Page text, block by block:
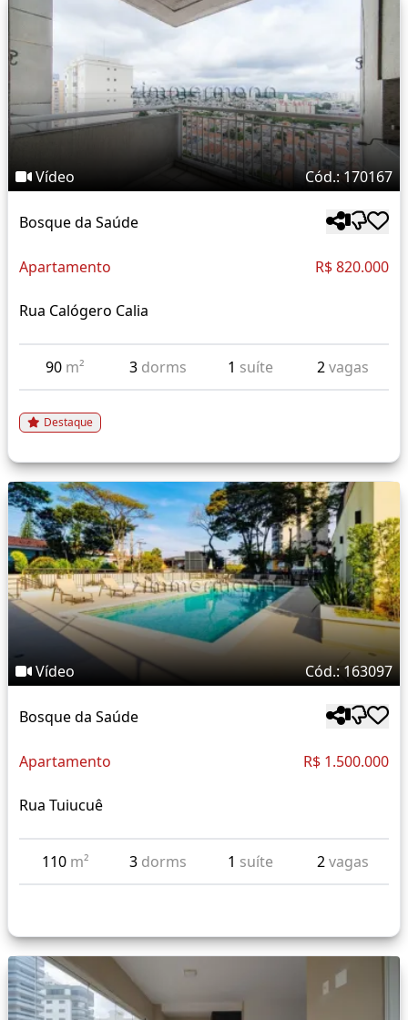
Vídeo Cód.: 170167
Bosque da Saúde
Apartamento R$ 820.000
Rua Calógero Calia
90 m² 3 dorms 1 suíte 2vagas
Destaque
Vídeo Cód.: 163097
Bosque da Saúde
Apartamento R$ 1.500.000
Rua Tuiucuê
110 m² 3 dorms 1 suíte 2vagas